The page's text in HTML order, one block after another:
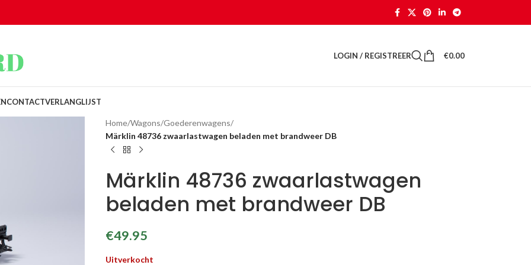
LOGIN / REGISTREER €0.00
CONTACTVERLANGLIJST
Home/Wagons/Goederenwagens/
Märklin 48736 zwaarlastwagen beladen met brandweer DB
Märklin 48736 zwaarlastwagen
beladen met brandweer DB
€49.95
Uitverkocht